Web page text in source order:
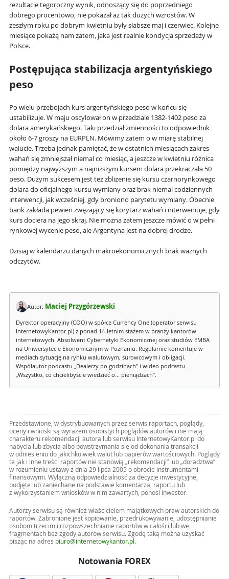
rezultacie tegoroczny wynik, odnoszący się do poprzedniego
dobrego procentowo, nie pokazał aż tak dużych wzrostów. W
zeszłym roku po dobrym kwietniu były słabsze maj i czerwiec. Kolejne
miesiące pokażą nam zatem, jaka jest realnie kondycja sprzedaży w
Polsce.
Postępująca stabilizacja argentyńskiego
peso
Po wielu przebojach kurs argentyńskiego peso w końcu się
ustabilizuje. W maju oscylował on w przedziale 1382-1402 peso za
dolara amerykańskiego. Taki przedział zmienności to odpowiednik
około 6-7 groszy na EURPLN. Mówimy zatem o w miarę stabilnej
walucie. Trzeba jednak pamiętać, że w ostatnich miesiącach zakres
wahań się zmniejszał niemal co miesiąc, a jeszcze w kwietniu różnica
pomiędzy najwyższym a najniższym kursem dolara przekraczała 50
peso. Dużym sukcesem jest też zbliżenie się kursu czarnorynkowego
dolara do oficjalnego kursu wymiany oraz brak niemal codziennych
interwencji, jak wcześniej, gdy broniono parytetu wymiany. Obecnie
bank zakłada pewien zwężający się korytarz wahań i interweniuje, gdy
kurs dociera na jego skraj. Nie można zatem jeszcze mówić o w pełni
rynkowej wycenie peso, ale Argentyna jest na dobrej drodze.
Dzisiaj w kalendarzu danych makroekonomicznych brak ważnych
odczytów.
Autor: Maciej Przygórzewski
Dyrektor operacyjny (COO) w spółce Currency One (operator serwisu
InternetowyKantor.pl) z ponad 14-letnim stażem w branży kantorów
internetowych. Absolwent Cybernetyki Ekonomicznej oraz studiów EMBA
na Uniwersytecie Ekonomicznym w Poznaniu. Regularnie komentuje w
mediach sytuację na rynku walutowym, surowcowym i obligacji.
Współautor podcastu „Dealerzy po godzinach" i wideo podcastu
„Wszystko, co chcielibyście wiedzieć o... pieniądzach”.
Przedstawione, w dystrybuowanych przez serwis raportach, poglądy,
oceny i wnioski są wyrazem osobistych poglądów autorów i nie mają
charakteru rekomendacji autora lub serwisu InternetowyKantor.pl do
nabycia lub zbycia albo powstrzymania się od dokonania transakcji
w odniesieniu do jakichkolwiek walut lub papierów wartościowych. Poglądy
te jak i inne treści raportów nie stanowią „rekomendacji” lub „doradztwa”
w rozumieniu ustawy z dnia 29 lipca 2005 o obrocie instrumentami
finansowymi. Wyłączną odpowiedzialność za decyzje inwestycyjne,
podjęte lub zaniechane na podstawie komentarza, raportu lub
z wykorzystaniem wniosków w nim zawartych, ponosi inwestor.
Autorzy serwisu są również właścicielem majątkowych praw autorskich do
raportów. Zabronione jest kopiowanie, przedrukowywanie, udostępnianie
osobom trzecim i rozpowszechnianie raportów w całości lub we
fragmentach bez zgody autorów serwisu. Zgodę taką można uzyskać
pisząc na adres biuro@internetowykantor.pl .
Notowania FOREX